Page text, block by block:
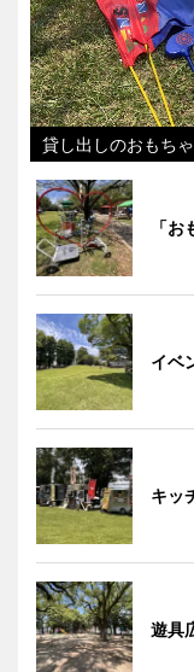
貸し出しのおもちゃ
「お
イベ
キッ
遊具